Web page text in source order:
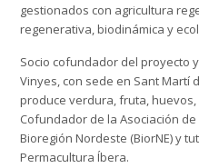
gestionados con agricultura
regenerativa, biodinámica y
Socio cofundador del proyecto
Vinyes, con sede en Sant Martí
produce verdura, fruta,
Cofundador de la Asociación
Bioregión Nordeste (BiorNE) y
Permacultura Íbera.